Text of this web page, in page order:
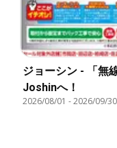
ジョーシン - 「無
Joshinへ！
2026/08/01 -2026/09/30